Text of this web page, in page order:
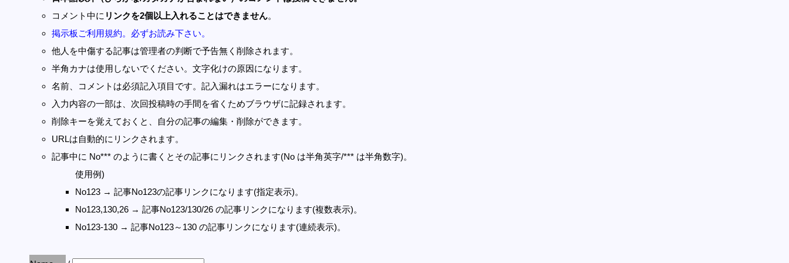
コメント中に リンクを2個以上入れることはできません。
掲示板ご利用規約。必ずお読み下さい。
他人を中傷する記事は管理者の判断で予告無く削除されます。
半角カナは使用しないでください。文字化けの原因になります。
名前、コメントは必須記入項目です。記入漏れはエラーになります。
入力内容の一部は、次回投稿時の手間を省くためブラウザに記録されます。
削除キーを覚えておくと、自分の記事の編集・削除ができます。
URLは自動的にリンクされます。
記事中に No*** のように書くとその記事にリンクされます(No は半角英字/*** は半角数字)。
使用例)
No123 → 記事No123の記事リンクになります(指定表示)。
No123,130,26 → 記事No123/130/26 の記事リンクになります(複数表示)。
No123-130 → 記事No123～130 の記事リンクになります(連続表示)。